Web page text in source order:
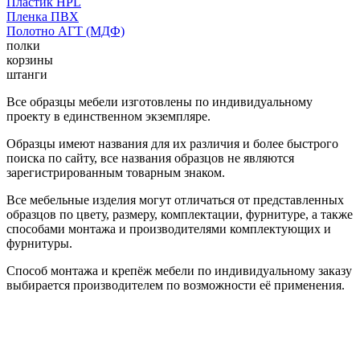
Пленка ПВХ
Полотно АГТ (МДФ)
полки
корзины
штанги
Все образцы мебели изготовлены по индивидуальному
проекту в единственном экземпляре.
Образцы имеют названия для их различия и более быстрого
поиска по сайту, все названия образцов не являются
зарегистрированным товарным знаком.
Все мебельные изделия могут отличаться от представленных
образцов по цвету, размеру, комплектации, фурнитуре, а также
способами монтажа и производителями комплектующих и
фурнитуры.
Способ монтажа и крепёж мебели по индивидуальному заказу
выбирается производителем по возможности её применения.